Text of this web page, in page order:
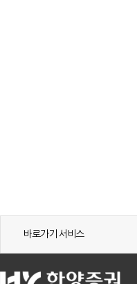
바로가기 서비스